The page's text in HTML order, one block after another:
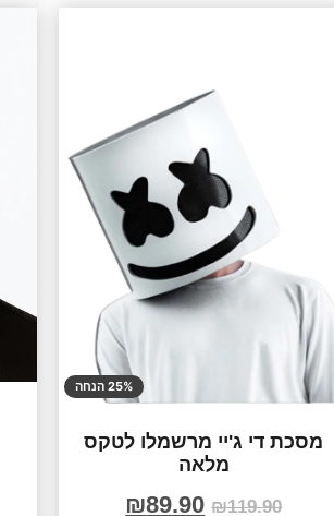
25% הנחה
מסכת די ג'יי מרשמלו לטקס
מלאה
₪119.90
₪89.90